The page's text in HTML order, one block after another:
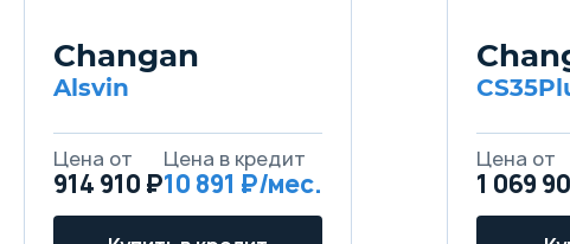
Changan
Alsvin
914 910 ₽10 891 1 069